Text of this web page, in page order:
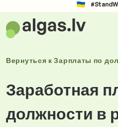
Вернуться кЗарплаты по
Заработная
должности в